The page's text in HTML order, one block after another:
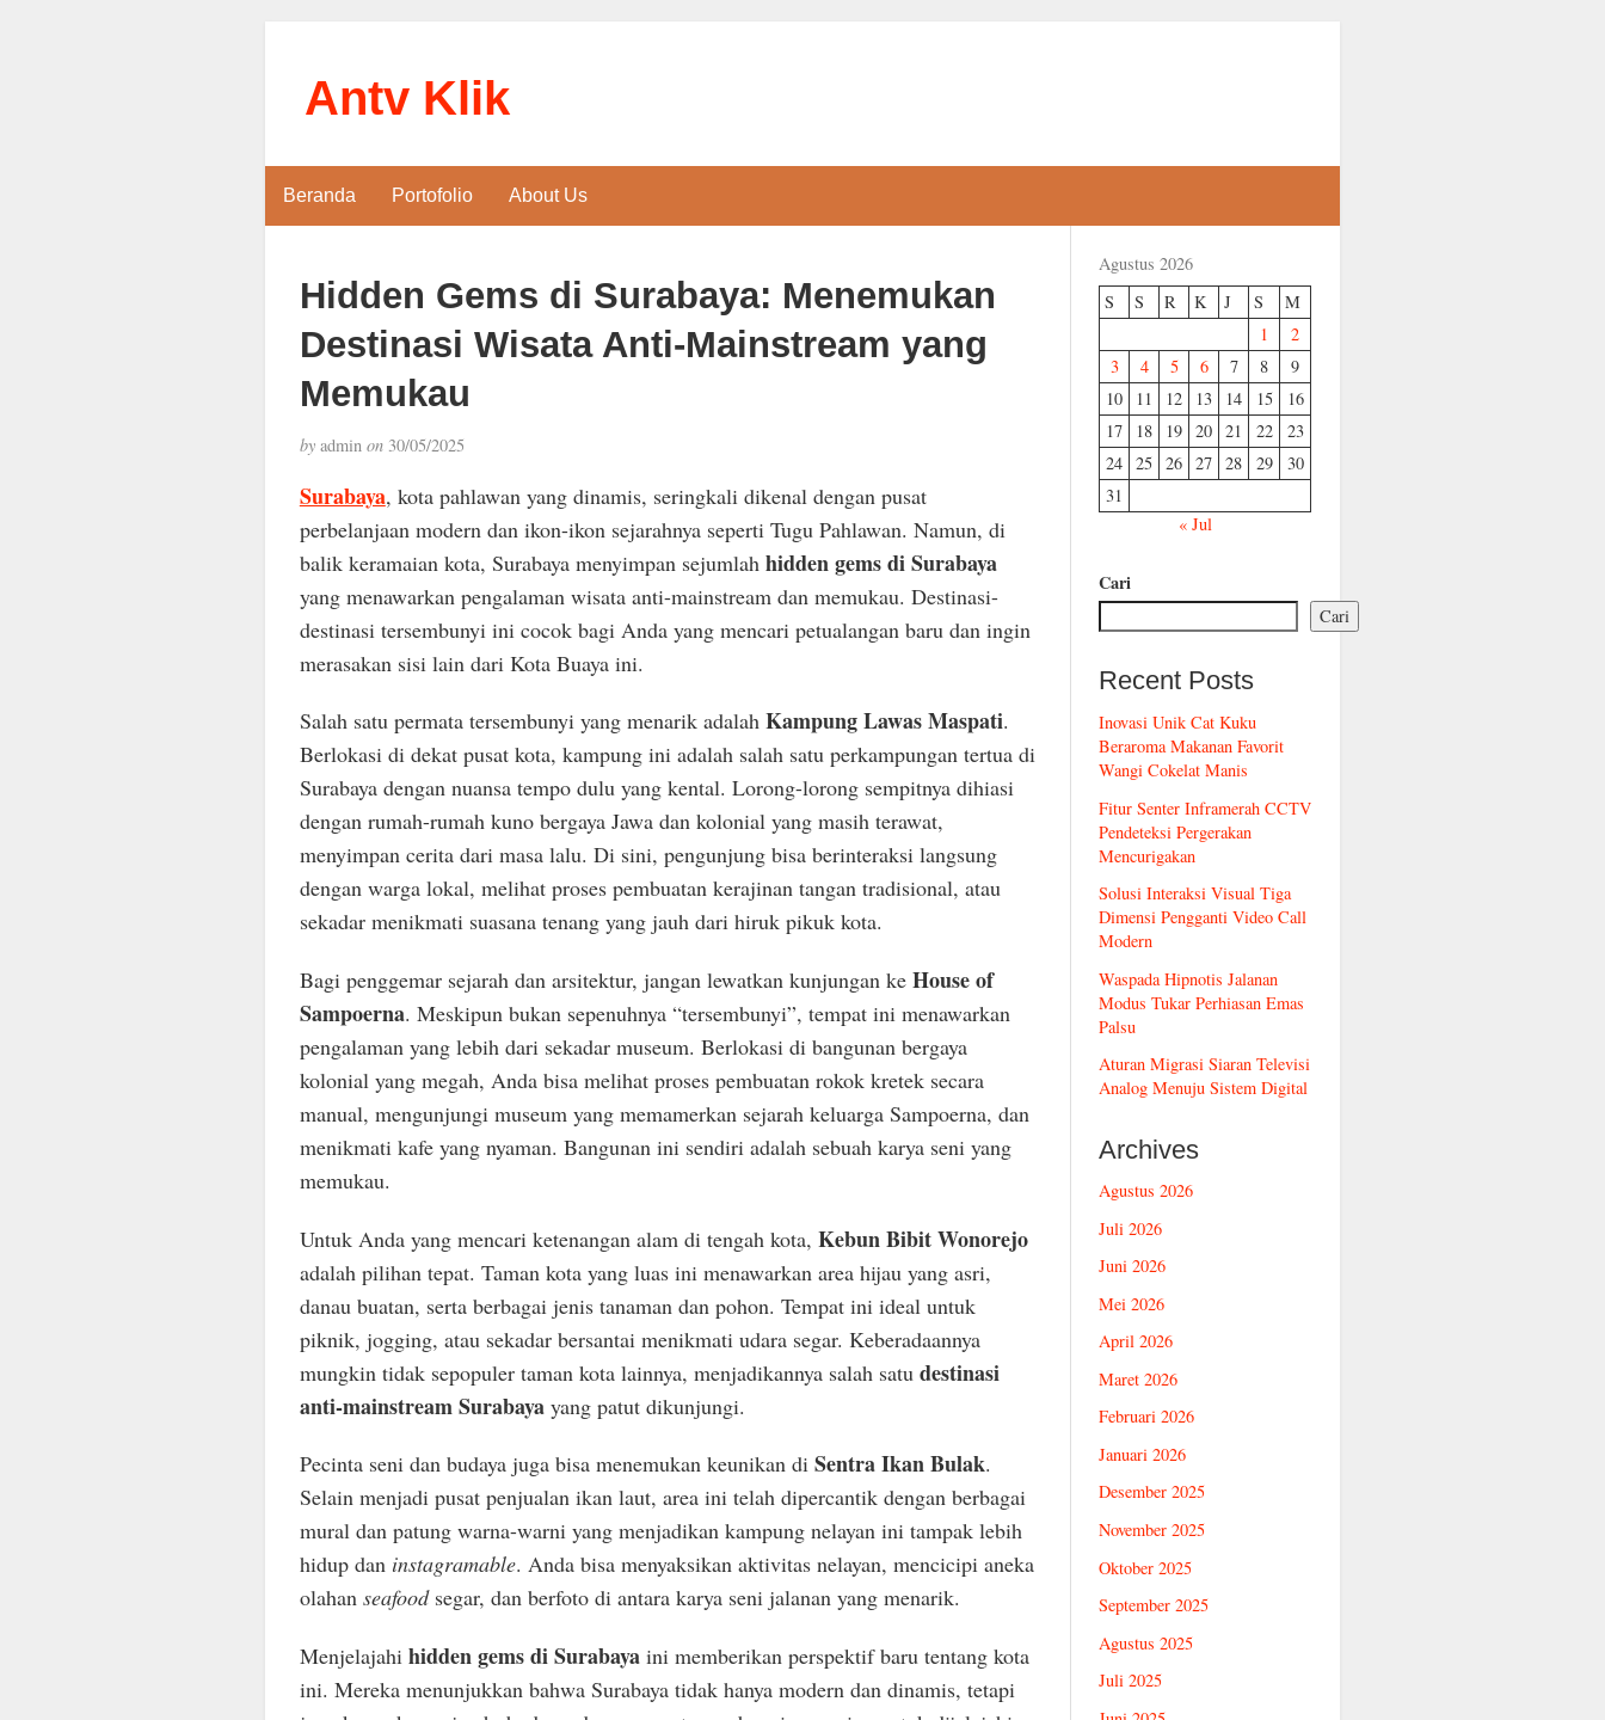
Antv Klik
Beranda Portofolio About Us
Hidden Gems di Surabaya: Menemukan
Destinasi Wisata Anti-Mainstream yang
Memukau
byadmin on30/05/2025
Surabaya, kota pahlawan yang dinamis, seringkali dikenal dengan pusat
perbelanjaan modern dan ikon-ikon sejarahnya seperti Tugu Pahlawan. Namun, di
balik keramaian kota, Surabaya menyimpan sejumlah hidden gems di Surabaya
yang menawarkan pengalaman wisata anti-mainstream dan memukau. Destinasi-
destinasi tersembunyi ini cocok bagi Anda yang mencari petualangan baru dan ingin
merasakan sisi lain dari Kota Buaya ini.
Salah satu permata tersembunyi yang menarik adalah Kampung Lawas Maspati.
Berlokasi di dekat pusat kota, kampung ini adalah salah satu perkampungan tertua di
Surabaya dengan nuansa tempo dulu yang kental. Lorong-lorong sempitnya dihiasi
dengan rumah-rumah kuno bergaya Jawa dan kolonial yang masih terawat,
menyimpan cerita dari masa lalu. Di sini, pengunjung bisa berinteraksi langsung
dengan warga lokal, melihat proses pembuatan kerajinan tangan tradisional, atau
sekadar menikmati suasana tenang yang jauh dari hiruk pikuk kota.
Bagi penggemar sejarah dan arsitektur, jangan lewatkan kunjungan ke House of
Sampoerna. Meskipun bukan sepenuhnya “tersembunyi”, tempat ini menawarkan
pengalaman yang lebih dari sekadar museum. Berlokasi di bangunan bergaya
kolonial yang megah, Anda bisa melihat proses pembuatan rokok kretek secara
manual, mengunjungi museum yang memamerkan sejarah keluarga Sampoerna, dan
menikmati kafe yang nyaman. Bangunan ini sendiri adalah sebuah karya seni yang
memukau.
Untuk Anda yang mencari ketenangan alam di tengah kota, Kebun Bibit Wonorejo
adalah pilihan tepat. Taman kota yang luas ini menawarkan area hijau yang asri,
danau buatan, serta berbagai jenis tanaman dan pohon. Tempat ini ideal untuk
piknik, jogging, atau sekadar bersantai menikmati udara segar. Keberadaannya
mungkin tidak sepopuler taman kota lainnya, menjadikannya salah satu destinasi
anti-mainstream Surabayayang patut dikunjungi.
Pecinta seni dan budaya juga bisa menemukan keunikan di Sentra Ikan Bulak.
Selain menjadi pusat penjualan ikan laut, area ini telah dipercantik dengan berbagai
mural dan patung warna-warni yang menjadikan kampung nelayan ini tampak lebih
hidup dan instagramable. Anda bisa menyaksikan aktivitas nelayan, mencicipi aneka
olahan seafoodsegar, dan berfoto di antara karya seni jalanan yang menarik.
Menjelajahi hidden gems di Surabayaini memberikan perspektif baru tentang kota
ini. Mereka menunjukkan bahwa Surabaya tidak hanya modern dan dinamis, tetapi
Agustus 2026
S
S R K J S
M
1
2
3
4 5 6 7 8
9
10
11 12 13 14 15
16
17
18 19 20 21 22
23
24 25 26 27 28 29
30
31
« Jul
Cari
Cari
Recent Posts
Inovasi Unik Cat Kuku
Beraroma Makanan Favorit
Wangi Cokelat Manis
Fitur Senter Inframerah CCTV
Pendeteksi Pergerakan
Mencurigakan
Solusi Interaksi Visual Tiga
Dimensi Pengganti Video Call
Modern
Waspada Hipnotis Jalanan
Modus Tukar Perhiasan Emas
Palsu
Aturan Migrasi Siaran Televisi
Analog Menuju Sistem Digital
Archives
Agustus 2026
Juli 2026
Juni 2026
Mei 2026
April 2026
Maret 2026
Februari 2026
Januari 2026
Desember 2025
November 2025
Oktober 2025
September 2025
Agustus 2025
Juli 2025